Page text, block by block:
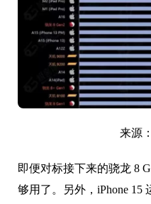
来源
即便对标接下来的骁龙 8
够用了。另外，iPhone 15